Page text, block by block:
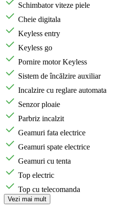
Schimbator viteze piele
Cheie digitala
Keyless entry
Keyless go
Pornire motor Keyless
Sistem de încălzire auxiliar
Incalzire cu reglare automata
Senzor ploaie
Parbriz incalzit
Geamuri fata electrice
Geamuri spate electrice
Geamuri cu tenta
Top electric
Top cu telecomanda
Vezi mai mult